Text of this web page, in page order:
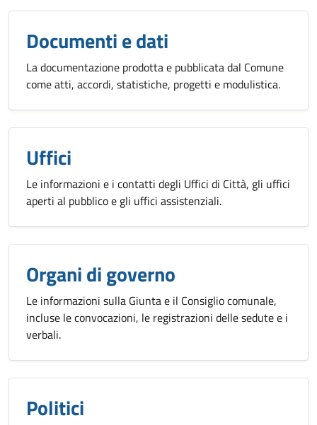
Documenti e dati
La documentazione prodotta e pubblicata dal Comune
come atti, accordi, statistiche, progetti e modulistica.
Uffici
Le informazioni e i contatti degli Uffici di Città, gli uffici
aperti al pubblico e gli uffici assistenziali.
Organi di governo
Le informazioni sulla Giunta e il Consiglio comunale,
incluse le convocazioni, le registrazioni delle sedute e i
verbali.
Politici